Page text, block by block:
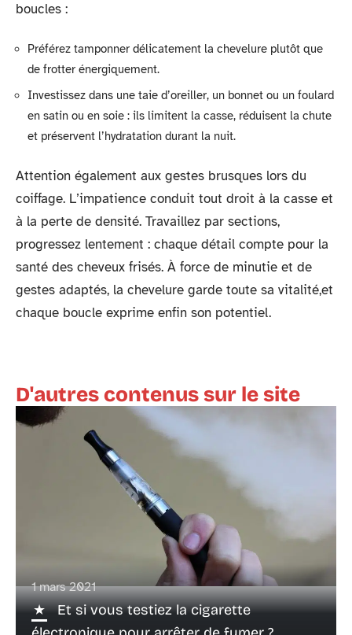
boucles :
Préférez tamponner délicatement la chevelure plutôt que
de frotter énergiquement.
Investissez dans une taie d’oreiller, un bonnet ou un foulard
en satin ou en soie : ils limitent la casse, réduisent la chute
et préservent l’hydratation durant la nuit.
Attention également aux gestes brusques lors du
coiffage. L’impatience conduit tout droit à la casse et
à la perte de densité. Travaillez par sections,
progressez lentement : chaque détail compte pour la
santé des cheveux frisés. À force de minutie et de
gestes adaptés, la chevelure garde toute sa vitalité,et
chaque boucle exprime enfin son potentiel.
D'autres contenus sur le site
1 mars 2021
Et si vous testiez la cigarette